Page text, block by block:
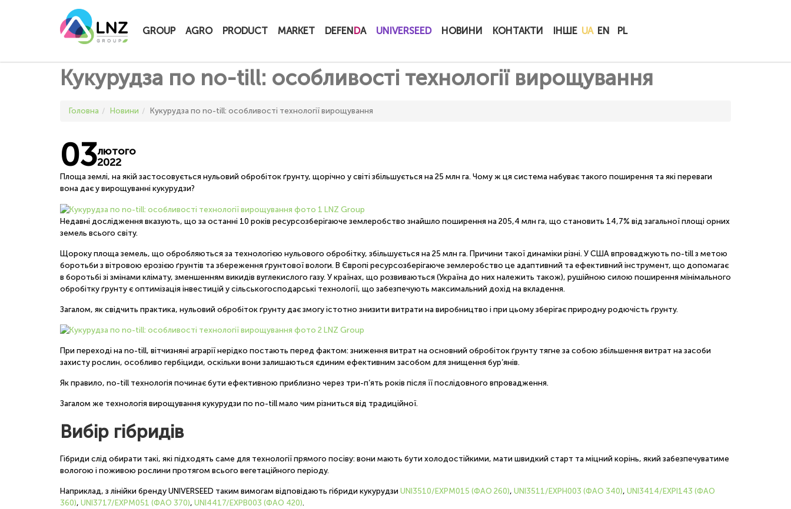
GROUP AGRO PRODUCT MARKET DEFENDA UNIVERSEED НОВИНИ КОНТАКТИ ІНШЕ UA EN PL
Кукурудза по no-till: особливості технології вирощування
Головна Новини Кукурудза по no-till: особливості технології вирощування
03лютого
2022
Площа землі, на якій застосовується нульовий обробіток ґрунту, щорічно у світі збільшується на 25 млн га. Чому ж ця система набуває такого поширення та які переваги
вона дає у вирощуванні кукурудзи?
Недавні дослідження вказують, що за останні 10 років ресурсозберігаюче землеробство знайшло поширення на 205,4 млн га, що становить 14,7% від загальної площі орних
земель всього світу.
Щороку площа земель, що обробляються за технологією нульового обробітку, збільшується на 25 млн га. Причини такої динаміки різні. У США впроваджують no-till з метою
боротьби з вітровою ерозією ґрунтів та збереження ґрунтової вологи. В Європі ресурсозберігаюче землеробство це адаптивний та ефективний інструмент, що допомагає
в боротьбі зі змінами клімату, зменшенням викидів вуглекислого газу. У країнах, що розвиваються (Україна до них належить також), рушійною силою поширення мінімального
обробітку ґрунту є оптимізація інвестицій у сільськогосподарські технології, що забезпечують максимальний дохід на вкладення.
Загалом, як свідчить практика, нульовий обробіток ґрунту дає змогу істотно знизити витрати на виробництво і при цьому зберігає природну родючість ґрунту.
При переході на no-till, вітчизняні аграрії нерідко постають перед фактом: зниження витрат на основний обробіток ґрунту тягне за собою збільшення витрат на засоби
захисту рослин, особливо гербіциди, оскільки вони залишаються єдиним ефективним засобом для знищення бур’янів.
Як правило, no-till технологія починає бути ефективною приблизно через три-п’ять років після її послідовного впровадження.
Загалом же технологія вирощування кукурудзи по no-till мало чим різниться від традиційної.
Вибір гібридів
Гібриди слід обирати такі, які підходять саме для технології прямого посіву: вони мають бути холодостійкими, мати швидкий старт та міцний корінь, який забезпечуватиме
вологою і поживою рослини протягом всього вегетаційного періоду.
Наприклад, з лінійки бренду UNIVERSEED таким вимогам відповідають гібриди кукурудзи UNI3510/EXPM015 (ФАО 260), UNI3511/EXPH003 (ФАО 340), UNI3414/EXPI143 (ФАО
360), UNI3717/EXPM051 (ФАО 370), UNI4417/EXPB003 (ФАО 420).